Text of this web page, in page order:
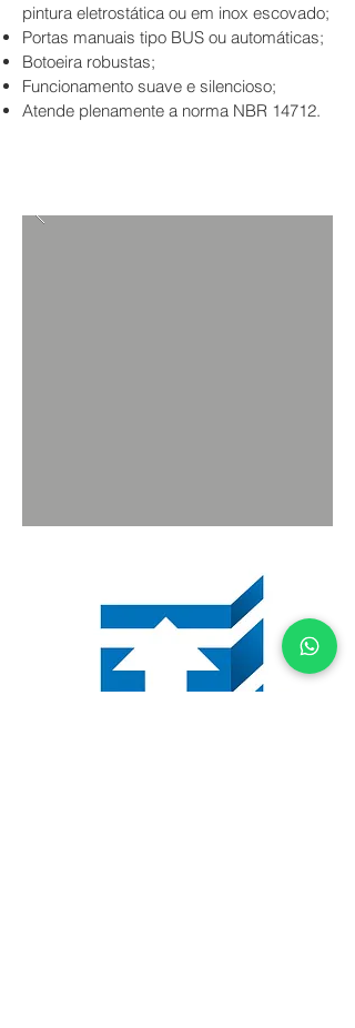
pintura eletrostática ou em inox escovado;
Portas manuais tipo BUS ou automáticas;
Botoeira robustas;
Funcionamento suave e silencioso;
Atende plenamente a norma NBR 14712.